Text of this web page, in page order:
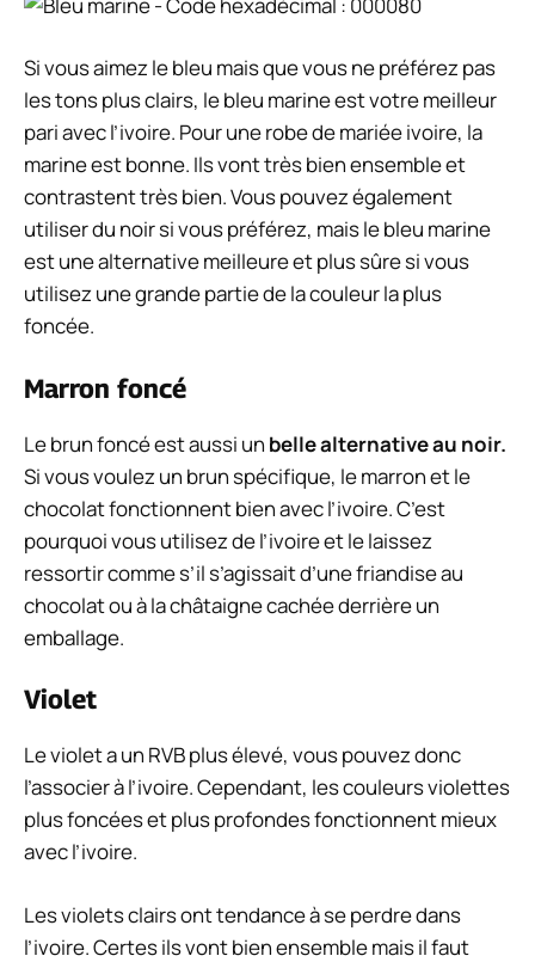
Si vous aimez le bleu mais que vous ne préférez pas
les tons plus clairs, le bleu marine est votre meilleur
pari avec l’ivoire. Pour une robe de mariée ivoire, la
marine est bonne. Ils vont très bien ensemble et
contrastent très bien. Vous pouvez également
utiliser du noir si vous préférez, mais le bleu marine
est une alternative meilleure et plus sûre si vous
utilisez une grande partie de la couleur la plus
foncée.
Marron foncé
Le brun foncé est aussi un belle alternative au noir.
Si vous voulez un brun spécifique, le marron et le
chocolat fonctionnent bien avec l’ivoire. C’est
pourquoi vous utilisez de l’ivoire et le laissez
ressortir comme s’il s’agissait d’une friandise au
chocolat ou à la châtaigne cachée derrière un
emballage.
Violet
Le violet a un RVB plus élevé, vous pouvez donc
l’associer à l’ivoire. Cependant, les couleurs violettes
plus foncées et plus profondes fonctionnent mieux
avec l’ivoire.
Les violets clairs ont tendance à se perdre dans
l’ivoire. Certes ils vont bien ensemble mais il faut